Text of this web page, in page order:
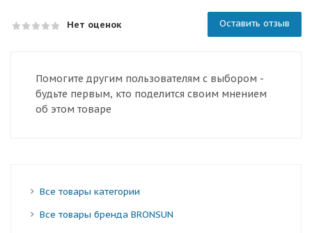
Нет оценок Оставить отзыв
Помогите другим пользователям с выбором -
будьте первым, кто поделится своим мнением
об этом товаре
Все товары категории
Все товары бренда BRONSUN